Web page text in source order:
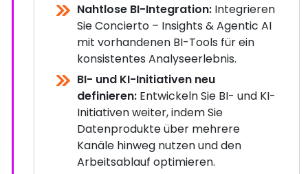
Nahtlose BI-Integration: Integrieren
Sie Concierto – Insights & Agentic AI
mit vorhandenen BI-Tools für ein
konsistentes Analyseerlebnis.
BI- und KI-Initiativen neu
definieren: Entwickeln Sie BI- und KI-
Initiativen weiter, indem Sie
Datenprodukte über mehrere
Kanäle hinweg nutzen und den
Arbeitsablauf optimieren.